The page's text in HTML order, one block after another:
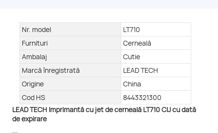
Nr. model
LT710
Furnituri
Cerneală
Ambalaj
Cutie
Marcă înregistrată
LEAD TECH
Origine
China
Cod HS
8443321300
LEAD TECH Imprimantă cu jet de cerneală LT710 CIJ cu dată
de expirare